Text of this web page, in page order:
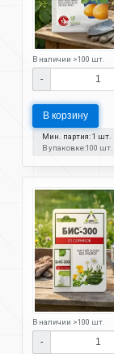
В наличии >100 шт.
-
В корзину
Мин. партия: 1 шт.
В упаковке:100 шт.
В наличии >100 шт.
-